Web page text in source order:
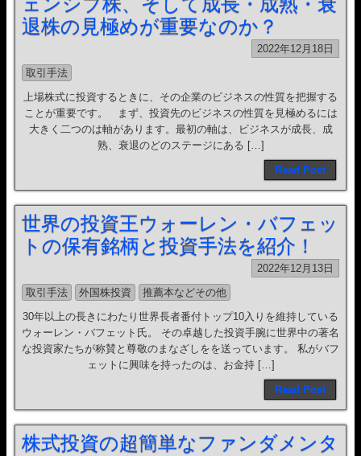
退株の見極めが重要なのか？
2022年12月18日
取引手法
上場株式に投資するときに、その企業のビジネスの性質を把握する
ことが重要です。 まず、投資先のビジネスの性質を見極めるには
大きく二つのは軸があります。最初の軸は、ビジネスが成長、成
熟、衰退のどのステージにある […]
Read Post
世界の投資王ウォーレン・バフェッ
トの保有銘柄と投資手法を紹介！
2022年12月13日
取引手法
外国株投資
推薦本などその他
30年以上の長きにわたり世界長者番付トップ10入りを維持している
ウォーレン・バフェット氏。 その卓越した投資手腕に世界中の著名
な投資家たちが称賛と尊敬のまなざしをを送っています。 私がバフ
ェットに興味を持ったのは、お金持 […]
Read Post
株式投資の超簡単なファンダメンタ